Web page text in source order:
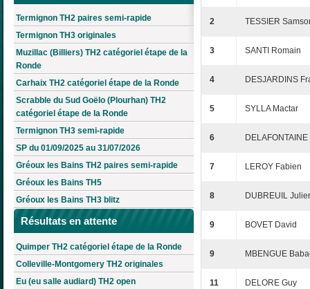
Termignon TH2 paires semi-rapide
Termignon TH3 originales
Muzillac (Billiers) TH2 catégoriel étape de la
Ronde
Carhaix TH2 catégoriel étape de la Ronde
Scrabble du Sud Goëlo (Plourhan) TH2
catégoriel étape de la Ronde
Termignon TH3 semi-rapide
SP du 01/09/2025 au 31/07/2026
Gréoux les Bains TH2 paires semi-rapide
Gréoux les Bains TH5
Gréoux les Bains TH3 blitz
Résultats en attente
Quimper TH2 catégoriel étape de la Ronde
Colleville-Montgomery TH2 originales
Eu (eu salle audiard) TH2 open
2 TESSIER
3 SANTI Romain
4 DESJARDINS
5 SYLLA Mactar
6
7 LEROY Fabien
8 DUBREUIL
9 BOVET David
9 MBENGUE
11 DELORE Guy